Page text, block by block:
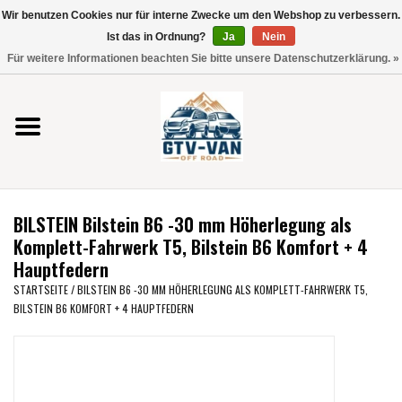
Verwende
die
nach
oben
und
unten,
verfügbare
Ergebnis
Drücke
Vito / V-Klasse 447
Viano /Vito 639
VW T7 2025
VW T6
BILSTEIN Bilstein B6 -30 mm Höherlegung als
Komplett-Fahrwerk T5, Bilstein B6 Komfort + 4
Hauptfedern
STARTSEITE/BILSTEIN B6 -30 MM HÖHERLEGUNG ALS KOMPLETT-FAHRWERK T5,
BILSTEIN B6 KOMFORT + 4 HAUPTFEDERN
Wir benutzen Cookies nur für interne Zwecke um den Webshop zu verbessern.
Ist das in Ordnung?
Ja
Nein
Für weitere Informationen beachten Sie bitte unsere Datenschutzerklärung. »